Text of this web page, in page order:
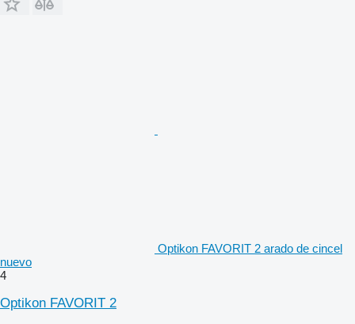
Optikon FAVORIT 2 arado de cincel
nuevo
4
Optikon FAVORIT 2